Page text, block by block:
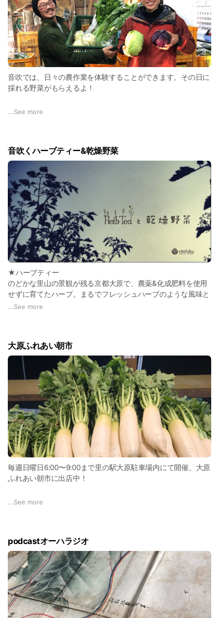
音吹では、日々の農作業を体験することができます。その日に
採れる野菜がもらえるよ！
音吹の援農は、よくあるレジャーな体験ではなく、農家の実際
っぱい土まみれの空間でデトックスしたい！野菜を触って幸せ
になりたい！などなど、ニーズは様々です。
音吹では京都市内から近距離という好アクセスな立地もあって
か、援農リピーターがとても多く、援農した人たちが仲良くな
って様々な交流につながることも！
ぜひ一度、農家の一日を体感してみませんか？
お気軽にお問合せください！
★農家の一日の例）
10:00〜野菜の収穫（季節によっていろいろな野菜が植わって
いるよ。ハーブもあるよ！沸かしたお湯に、採ってすぐの超フ
レッシュハーブを入れて、ハーブティーも楽しいかもね）
12:00〜お昼ご飯（基本的にはご持参いただきます、音吹のス
まるで瞑想のような除草作業は思いの外に頭がスッキリしま
す。疲れたら顔を上げて里山の風味、空の広さに感動しよう）
16:30おしまい！適度に疲れて、晴れ晴れします。その日採れ
た野菜をたくさん持ち帰り。「こんなにもらっていいんです
か？！」といつも驚かれる、お裾分け野菜。帰宅したら、新鮮
すぎる野菜を、ぜひ食べてみてね！
...See more
音吹くハーブティー&乾燥野菜
★ハーブティー
のどかな里山の景観が残る京都大原で、農薬&化成肥料を使用
せずに育てたハーブ。まるでフレッシュハーブのような風味と
姿のままお届けいたします。生産農家だからこそ可能な工程を
さい！
★乾燥野菜
寒さの厳しい冬の大原で栽培したカラフルな大根、にんじん
を、使いやすくカットし、手軽に楽しめる乾燥野菜にしまし
た。季節を問わず食卓に彩りを。
https://otofuku.theshop.jp/
...See more
大原ふれあい朝市
毎週日曜日6:00〜9:00まで里の駅大原駐車場内にて開催、大原
ふれあい朝市に出店中！
1999年開設の、歴史ある朝市です。京都市内から車で20〜30
早朝の里山の空気は格別です！
農家とダイレクトにお話しできるのも楽しい。毎週開催だか
ら、非日常のイベントではなく生活の一部のようになるよ。
「お久しぶり！お元気でしたか？！」なんて会話がそこかしこ
に聞こえてくる、このご時世に素敵なコミュニティマーケット
です。
...See more
podcastオーハラジオ